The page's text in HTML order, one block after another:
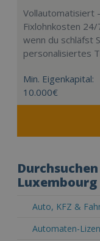
Vollautomatisiert
Fixlohnkosten
wenn du schläfst
personalisiertes
Min. Eigenkapital:
10.000€
Auto, KFZ &
Automaten-